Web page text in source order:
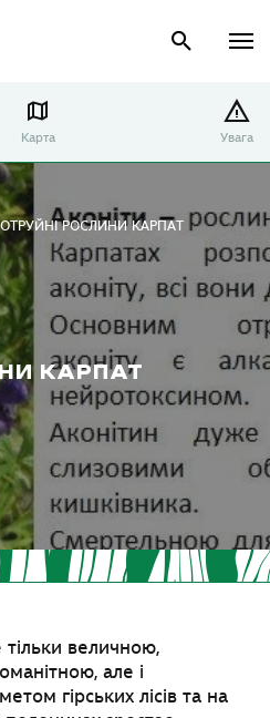
Карта Увага
КАРПАТ
ОТРУЙНІ РОСЛИНИ КАРПАТ
величною,
але і
гірських лісів та на